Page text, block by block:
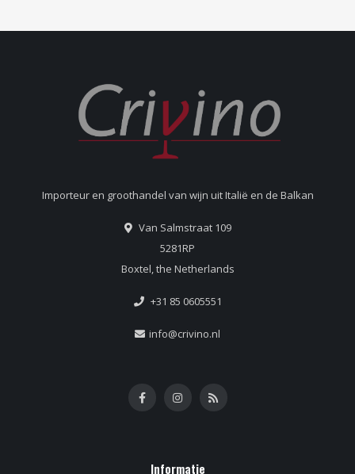
Importeur en groothandel van wijn uit Italië en de Balkan
Van Salmstraat 109
5281RP
Boxtel, the Netherlands
+31 85 0605551
info@crivino.nl
Informatie